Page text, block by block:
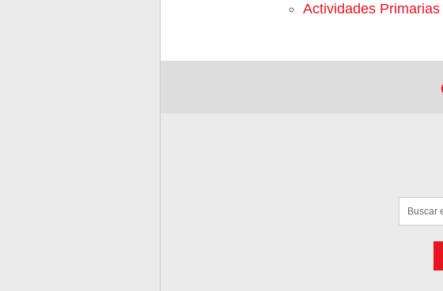
Actividades Primarias